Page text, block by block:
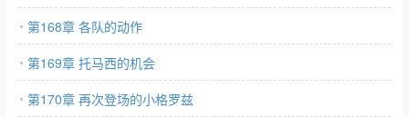
第168章 各队的动作
第169章 托马西的机会
第170章 再次登场的小格罗兹